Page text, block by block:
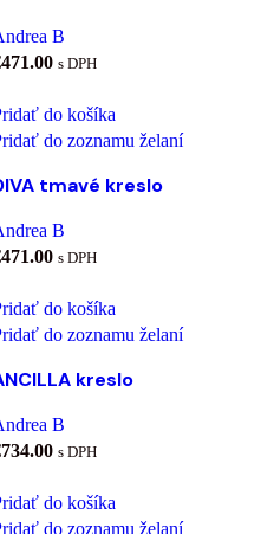
B
471.00 s DPH
do košíka
do zoznamu želaní
tmavé kreslo
B
471.00 s DPH
do košíka
do zoznamu želaní
kreslo
B
734.00 s DPH
do košíka
do zoznamu želaní